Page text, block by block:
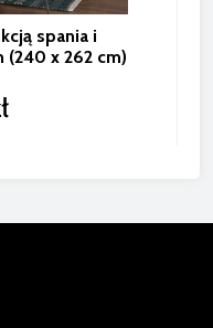
spania i
(240 x 262 cm)